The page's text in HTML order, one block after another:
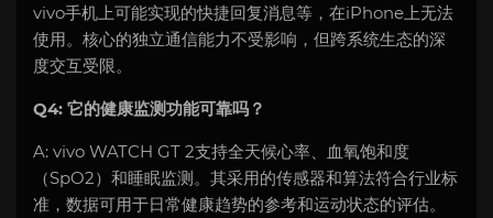
vivo手机上可能实现的快捷回复消息等，在iPhone上无法
使用。核心的独立通信能力不受影响，但跨系统生态的深
度交互受限。
Q4: 它的健康监测功能可靠吗？
A: vivo WATCH GT 2支持全天候心率、血氧饱和度
（SpO2）和睡眠监测。其采用的传感器和算法符合行业标
准，数据可用于日常健康趋势的参考和运动状态的评估。